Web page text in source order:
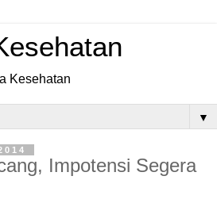
Kesehatan
▼
Impotensi Segera